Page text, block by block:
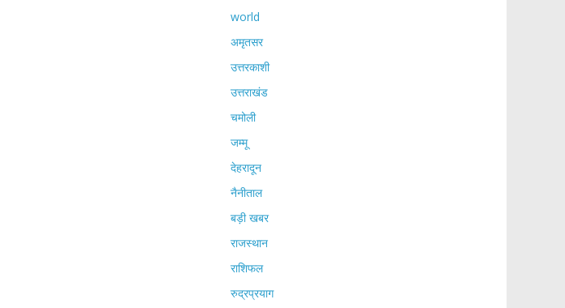
world
अमृतसर
उत्तरकाशी
उत्तराखंड
चमोली
जम्मू
देहरादून
नैनीताल
बड़ी खबर
राजस्थान
राशिफल
रुद्रप्रयाग